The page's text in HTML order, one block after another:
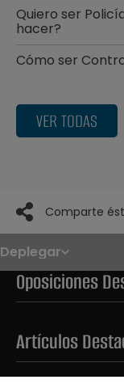
Quiero ser
hacer?
Cómo ser
VER TODAS
Comparte
Deplegar
Noticias
Oposiciones
Convocatorias
Paso paso
OPE 2026
Oposiciones
Artículos